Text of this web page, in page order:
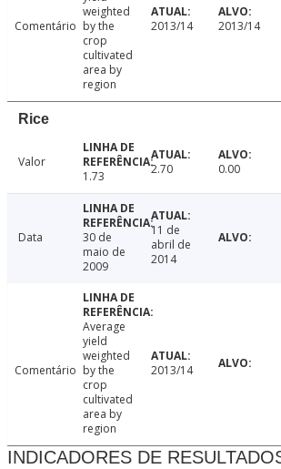
Comentário
weighted
by the
crop
cultivated
area by
region
2013/14 2013/14
Rice
Valor
1.73
2.70 0.00
Data
30 de
maio de
2009
11 de
abril de
2014
Comentário
Average
yield
weighted
by the
crop
cultivated
area by
region
2013/14
INDICADORES DE